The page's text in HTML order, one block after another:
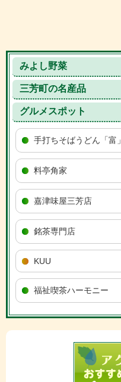
みよし野菜
三芳町の名産品
グルメスポット
手打ちそばうどん「富」
料亭角家
嘉津味屋三芳店
銘茶専門店
KUU
福祉喫茶ハーモニー